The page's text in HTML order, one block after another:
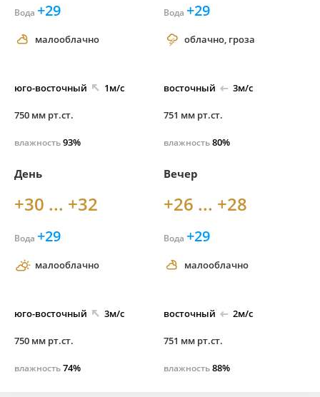
Вода +29
малооблачно
юго-восточный 1м/с
750 мм рт.ст.
влажность93%
Вода +29
облачно, гроза
восточный 3м/с
751 мм рт.ст.
влажность80%
День
+30 ... +32
Вода +29
малооблачно
юго-восточный 3м/с
750 мм рт.ст.
влажность74%
Вечер
+26 ... +28
Вода +29
малооблачно
восточный 2м/с
751 мм рт.ст.
влажность88%